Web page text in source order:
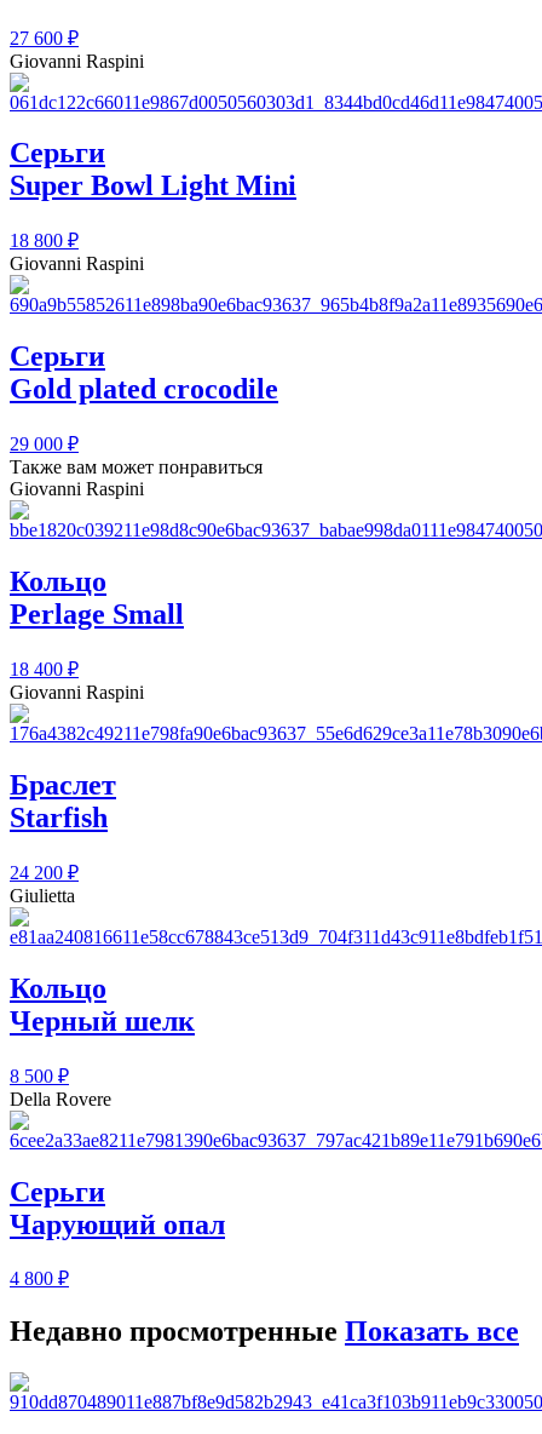
27 600 ₽
Giovanni Raspini
Серьги
Super Bowl Light Mini
18 800 ₽
Giovanni Raspini
Серьги
Gold plated crocodile
29 000 ₽
Также вам может понравиться
Giovanni Raspini
Кольцо
Perlage Small
18 400 ₽
Giovanni Raspini
Браслет
Starfish
24 200 ₽
Giulietta
Кольцо
Черный шелк
8 500 ₽
Della Rovere
Серьги
Чарующий опал
4 800 ₽
Недавно просмотренные Показать все